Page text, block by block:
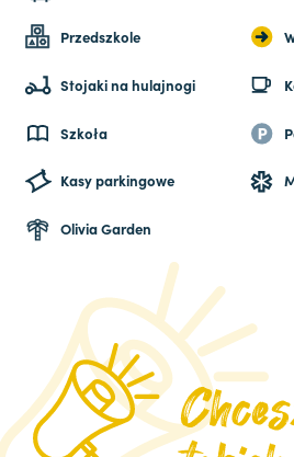
Przedszkole
Stojaki na hulajnogi
Szkoła
Kasy parkingowe
Olivia Garden